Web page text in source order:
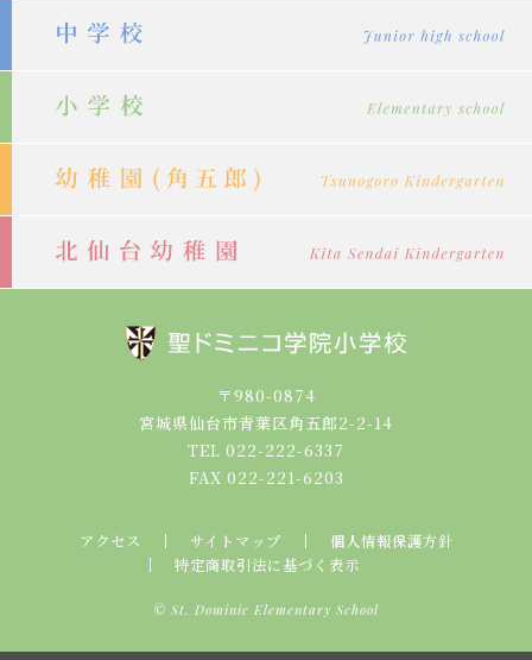
〒980-0874
宮城県仙台市青葉区角五郎2-2-14
TEL 022-222-6337
FAX 022-221-6203
アクセス サイトマップ
個人情報保護方針
特定商取引法に基づく表示
© St. Dominic Elementary School